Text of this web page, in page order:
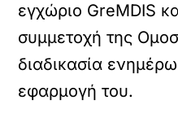
εγχώριο GreMDIS
συμμετοχή της
διαδικασία
εφαρμογή του.